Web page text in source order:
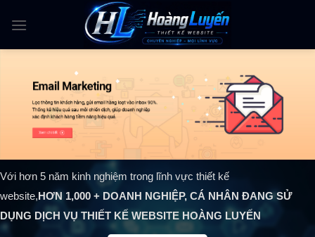
content
Với hơn 5 năm kinh nghiệm trong lĩnh vực thiết kế
website,HƠN 1,000 + DOANH NGHIỆP, CÁ NHÂN ĐANG SỬ
DỤNG DỊCH VỤ THIẾT KẾ WEBSITE HOÀNG LUYẾN